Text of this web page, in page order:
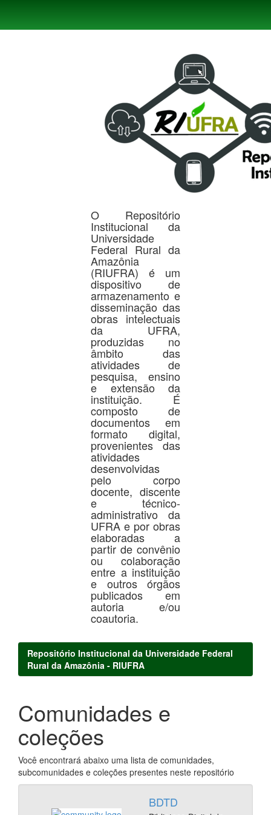
O Repositório
Institucional da
Universidade
Federal Rural da
Amazônia
(RIUFRA) é um
dispositivo de
armazenamento e
disseminação das
obras intelectuais
da UFRA,
produzidas no
âmbito das
atividades de
pesquisa, ensino
e extensão da
instituição. É
composto de
documentos em
formato digital,
provenientes das
atividades
desenvolvidas
pelo corpo
docente, discente
e técnico-
administrativo da
UFRA e por obras
elaboradas a
partir de convênio
ou colaboração
entre a instituição
e outros órgãos
publicados em
autoria e/ou
coautoria.
Repositório Institucional da Universidade Federal
Rural da Amazônia - RIUFRA
Comunidades e
coleções
Você encontrará abaixo uma lista de comunidades,
subcomunidades e coleções presentes neste repositório
BDTD